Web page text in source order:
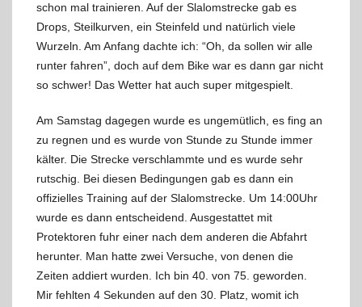
schon mal trainieren. Auf der Slalomstrecke gab es
Drops, Steilkurven, ein Steinfeld und natürlich viele
Wurzeln. Am Anfang dachte ich: “Oh, da sollen wir alle
runter fahren”, doch auf dem Bike war es dann gar nicht
so schwer! Das Wetter hat auch super mitgespielt.
Am Samstag dagegen wurde es ungemütlich, es fing an
zu regnen und es wurde von Stunde zu Stunde immer
kälter. Die Strecke verschlammte und es wurde sehr
rutschig. Bei diesen Bedingungen gab es dann ein
offizielles Training auf der Slalomstrecke. Um 14:00Uhr
wurde es dann entscheidend. Ausgestattet mit
Protektoren fuhr einer nach dem anderen die Abfahrt
herunter. Man hatte zwei Versuche, von denen die
Zeiten addiert wurden. Ich bin 40. von 75. geworden.
Mir fehlten 4 Sekunden auf den 30. Platz, womit ich